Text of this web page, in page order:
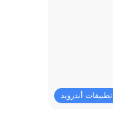
تطبيقات أندرويد